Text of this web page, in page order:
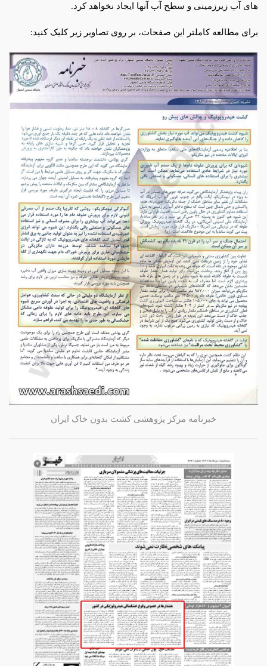
های آب زیرزمینی و سطح آب آنها ایجاد نخواهد کرد.
برای مطالعه کاملتر این صفحات، بر روی تصاویر زیر کلیک کنید:
خبرنامه مرکز پژوهشی کشت بدون خاک ایران